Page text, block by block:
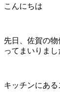
こんにちは
先日、佐賀の
ってまいりまし
キッチンにあ